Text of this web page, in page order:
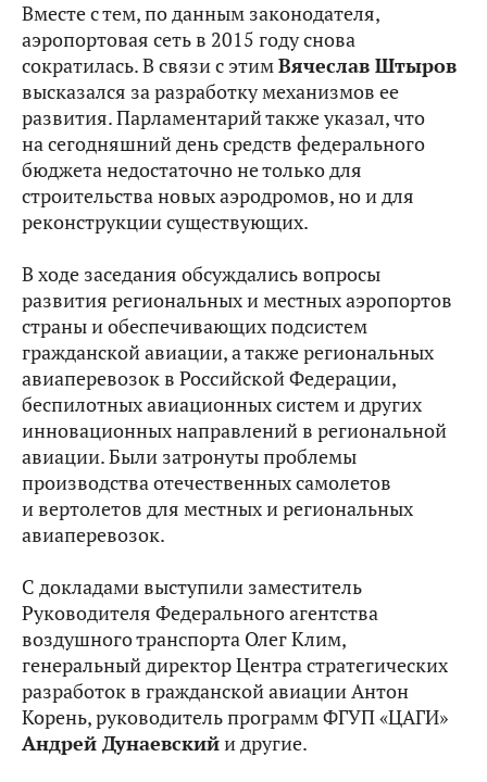
Вместе с тем, по данным законодателя,
аэропортовая сеть в 2015 году снова
сократилась. В связи с этимВячеслав Штыров
высказался за разработку механизмов ее
развития. Парламентарий также указал, что
на сегодняшний день средств федерального
бюджета недостаточно не только для
строительства новых аэродромов, но и для
реконструкции существующих.
В ходе заседания обсуждались вопросы
развития региональных и местных аэропортов
страны и обеспечивающих подсистем
гражданской авиации, а также региональных
авиаперевозок в Российской Федерации,
беспилотных авиационных систем и других
инновационных направлений в региональной
авиации. Были затронуты проблемы
производства отечественных самолетов
и вертолетов для местных и региональных
авиаперевозок.
С докладами выступили заместитель
Руководителя Федерального агентства
воздушного транспорта Олег Клим,
генеральный директор Центра стратегических
разработок в гражданской авиации Антон
Корень, руководитель программ ФГУП «ЦАГИ»
Андрей Дунаевскийи другие.